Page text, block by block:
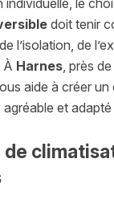
doit tenir
l’isolation, de
À Harnes, près
aide à créer
et
de